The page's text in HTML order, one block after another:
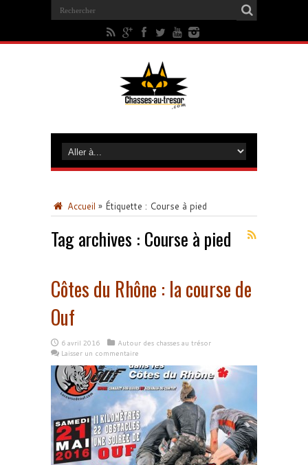
Accueil » Étiquette : Course à pied
Tag archives : Course à pied
Côtes du Rhône : la course de
Ouf
6 avril 2016
Autour des chasses au trésor
Laisser un commentaire